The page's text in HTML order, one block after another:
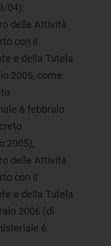
04);
delle Attività
con il
e della Tutela
2005, come
6 febbraio
2005);
delle Attività
con il
e della Tutela
2006 (di
6